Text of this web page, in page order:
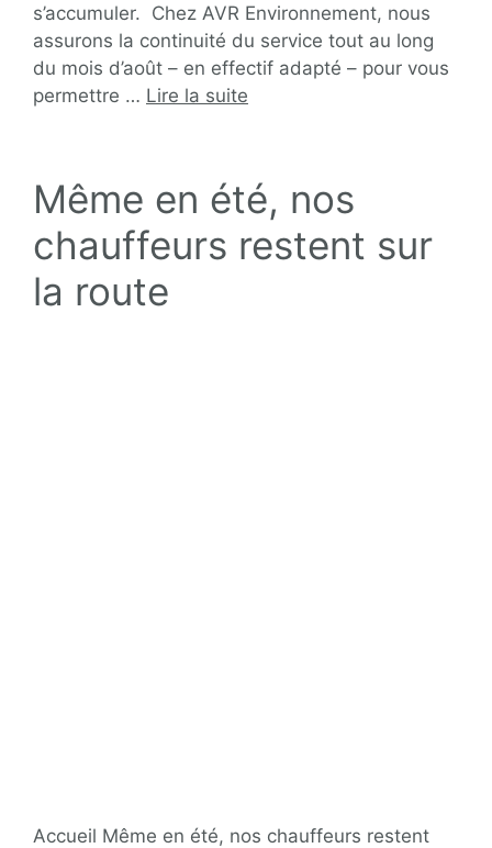
s’accumuler. Chez AVR Environnement, nous
assurons la continuité du service tout au long
du mois d’août – en effectif adapté – pour vous
permettre … Lire la suite
Même en été, nos
chauffeurs restent sur
la route
Accueil Même en été, nos chauffeurs restent